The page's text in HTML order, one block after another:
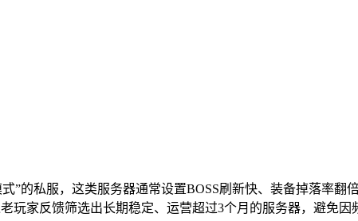
的私服，这类服务器通常设置BOSS刷新快、装备掉落率翻
玩家反馈筛选出长期稳定、运营超过3个月的服务器，避免因